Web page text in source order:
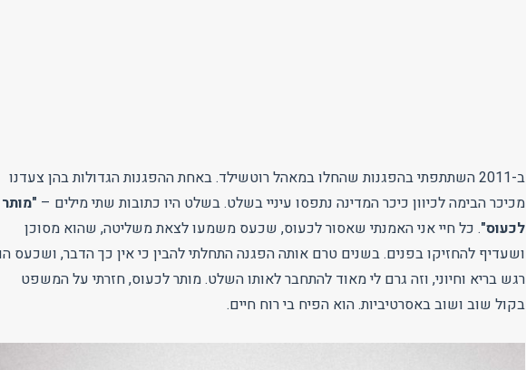
ב-2011 השתתפתי בהפגנות שהחלו במאהל רוטשילד. באחת ההפגנות הגדולות בהן צעדנו
מכיכר הבימה לכיוון כיכר המדינה נתפסו עיניי בשלט. בשלט היו כתובות שתי מילים – "מותר
לכעוס". כל חיי אני האמנתי שאסור לכעוס, שכעס משמעו לצאת משליטה, שהוא מסוכן
ושעדיף להחזיקו בפנים. בשנים טרם אותה הפגנה התחלתי להבין כי אין כך הדבר, ושכעס
רגש בריא וחיוני, וזה גרם לי מאוד להתחבר לאותו השלט. מותר לכעוס, חזרתי על המשפט
בקול שוב ושוב באסרטיביות. הוא הפיח בי רוח חיים.